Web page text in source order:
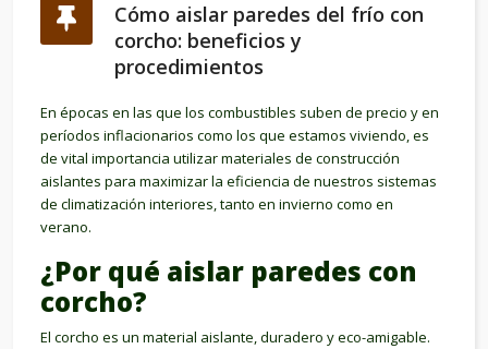
Cómo aislar paredes del frío con
corcho: beneficios y
procedimientos
En épocas en las que los combustibles suben de precio y en
períodos inflacionarios como los que estamos viviendo, es
de vital importancia utilizar materiales de construcción
aislantes para maximizar la eficiencia de nuestros sistemas
de climatización interiores, tanto en invierno como en
verano.
¿Por qué aislar paredes con
corcho?
El corcho es un material aislante, duradero y eco-amigable.